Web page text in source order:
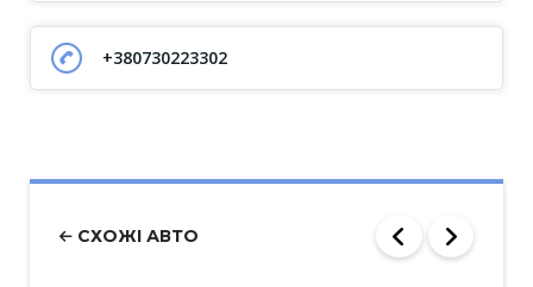
+380730223302
СХОЖІ АВТО